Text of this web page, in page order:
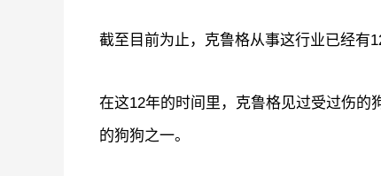
截至目前为止，克鲁格从事这行业已经有
在这12年的时间里，克鲁格见过受过伤的
的狗狗之一。